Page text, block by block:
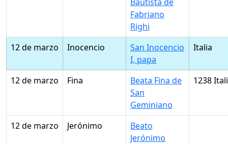
Fabriano
Righi
12 de marzo
Inocencio
San Inocencio
I, papa
Italia
12 de marzo Fina
Beata Fina de
San
Geminiano
1238
12 de marzo Jerónimo
Beato
Jerónimo